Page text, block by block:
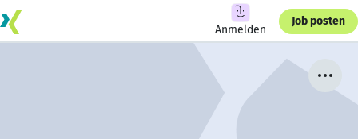
Anmelden
Job posten